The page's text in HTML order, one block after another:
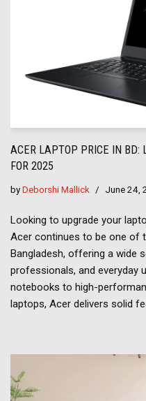
ACER LAPTOP PRICE IN BD:
FOR 2025
byDeborshi Mallick June 24,
Looking to upgrade your
Acer continues to be one of
Bangladesh, offering a wide
professionals, and everyday
notebooks to high-
laptops, Acer delivers solid